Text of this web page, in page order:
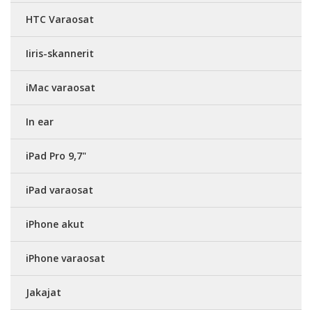
HTC Varaosat
Iiris-skannerit
iMac varaosat
In ear
iPad Pro 9,7"
iPad varaosat
iPhone akut
iPhone varaosat
Jakajat